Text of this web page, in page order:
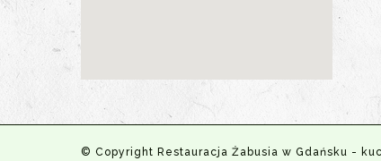
© Copyright Restauracja Żabusia w Gdańsku -